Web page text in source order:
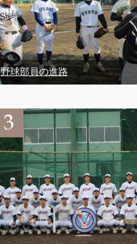
野球部員の進路